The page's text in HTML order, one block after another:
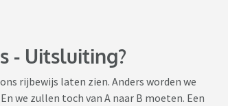
- Uitsluiting?
rijbewijs laten zien. Anders worden we
we zullen toch van A naar B moeten. Een